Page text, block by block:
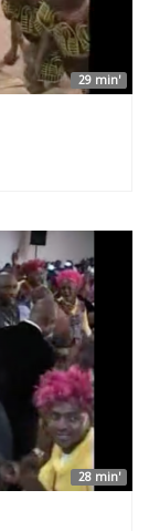
29 min'
28 min'